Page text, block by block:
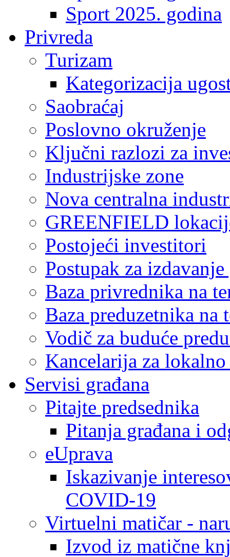
Sport 2025. godina
Privreda
Turizam
Kategorizacija
Saobraćaj
Poslovno okruženje
Ključni razlozi za
Industrijske zone
Nova centralna
GREENFIELD
Postojeći investitori
Postupak za
Baza privrednika na
Baza preduzetnika
Vodič za buduće
Kancelarija za
Servisi građana
Pitajte predsednika
Pitanja građana i
eUprava
Iskazivanje
COVID-19
Virtuelni matičar -
Izvod iz matične